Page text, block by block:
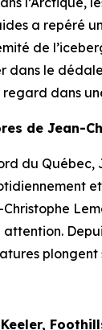
a
de
dans le
regard dans
de Jean-
du
plongent